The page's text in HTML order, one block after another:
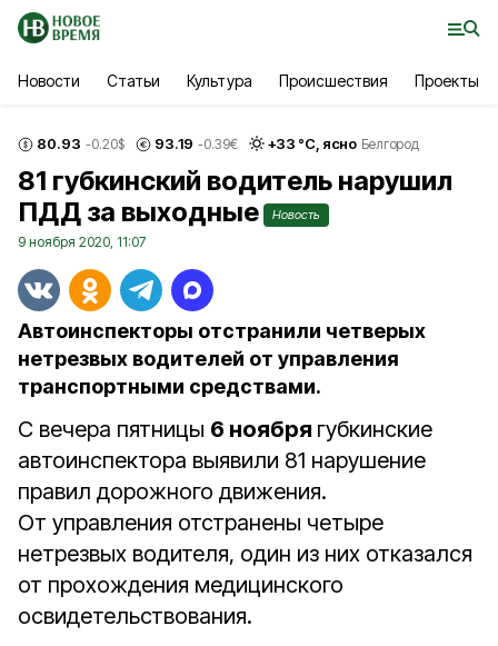
Новости Статьи Культура Происшествия Проекты
80.93 -0.20$ 93.19 -0.39€ +33 °С, ясно Белгород
81 губкинский водитель нарушил
ПДД за выходные
Новость
9 ноября 2020, 11:07
Автоинспекторы отстранили четверых
нетрезвых водителей от управления
транспортными средствами.
С вечера пятницы 6 ноября губкинские
автоинспектора выявили 81 нарушение
правил дорожного движения.
От управления отстранены четыре
нетрезвых водителя, один из них отказался
от прохождения медицинского
освидетельствования.